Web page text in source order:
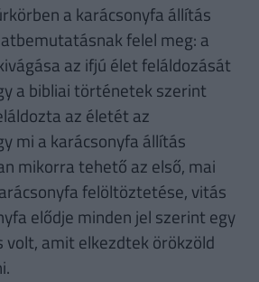
a karácsonyfa állítás
felel meg: a
az ifjú élet feláldozását
a bibliai történetek szerint
az életét az
mi a karácsonyfa állítás
mikorra tehető az első, mai
felöltöztetése, vitás
elődje minden jel szerint egy
volt, amit elkezdtek örökzöld